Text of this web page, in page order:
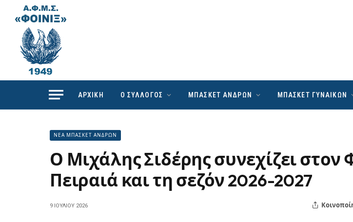
ΑΡΧΙΚΗ Ο ΣΥΛΛΟΓΟΣ ΜΠΑΣΚΕΤ ΑΝΔΡΩΝ ΜΠΑΣΚΕΤ ΓΥΝΑΙΚΩΝ
ΝΕΑ ΜΠΑΣΚΕΤ ΑΝΔΡΩΝ
Ο Μιχάλης Σιδέρης συνεχίζει στον
Πειραιά και τη σεζόν 2026-2027
9 ΙΟΥΛΊΟΥ 2026